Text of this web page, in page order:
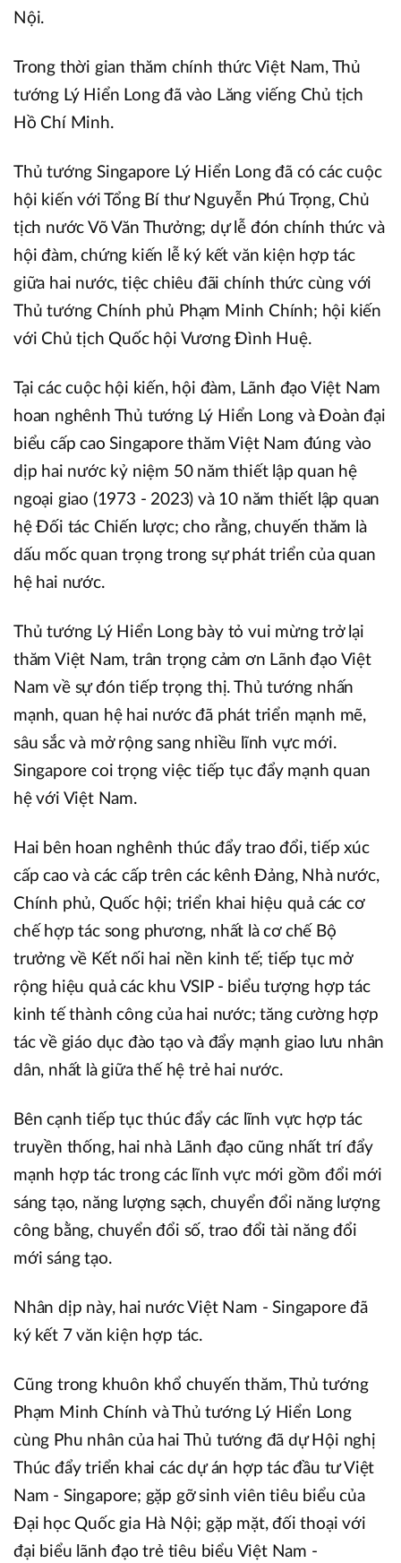
Nội.
Trong thời gian thăm chính thức Việt Nam, Thủ
tướng Lý Hiển Long đã vào Lăng viếng Chủ tịch
Hồ Chí Minh.
Thủ tướng Singapore Lý Hiển Long đã có các cuộc
hội kiến với Tổng Bí thư Nguyễn Phú Trọng, Chủ
tịch nước Võ Văn Thưởng; dự lễ đón chính thức và
hội đàm, chứng kiến lễ ký kết văn kiện hợp tác
giữa hai nước, tiệc chiêu đãi chính thức cùng với
Thủ tướng Chính phủ Phạm Minh Chính; hội kiến
với Chủ tịch Quốc hội Vương Đình Huệ.
Tại các cuộc hội kiến, hội đàm, Lãnh đạo Việt Nam
hoan nghênh Thủ tướng Lý Hiển Long và Đoàn đại
biểu cấp cao Singapore thăm Việt Nam đúng vào
dịp hai nước kỷ niệm 50 năm thiết lập quan hệ
ngoại giao (1973 - 2023) và 10 năm thiết lập quan
hệ Đối tác Chiến lược; cho rằng, chuyến thăm là
dấu mốc quan trọng trong sự phát triển của quan
hệ hai nước.
Thủ tướng Lý Hiển Long bày tỏ vui mừng trở lại
thăm Việt Nam, trân trọng cảm ơn Lãnh đạo Việt
Nam về sự đón tiếp trọng thị. Thủ tướng nhấn
mạnh, quan hệ hai nước đã phát triển mạnh mẽ,
sâu sắc và mở rộng sang nhiều lĩnh vực mới.
Singapore coi trọng việc tiếp tục đẩy mạnh quan
hệ với Việt Nam.
Hai bên hoan nghênh thúc đẩy trao đổi, tiếp xúc
cấp cao và các cấp trên các kênh Đảng, Nhà nước,
Chính phủ, Quốc hội; triển khai hiệu quả các cơ
chế hợp tác song phương, nhất là cơ chế Bộ
trưởng về Kết nối hai nền kinh tế; tiếp tục mở
rộng hiệu quả các khu VSIP - biểu tượng hợp tác
kinh tế thành công của hai nước; tăng cường hợp
tác về giáo dục đào tạo và đẩy mạnh giao lưu nhân
dân, nhất là giữa thế hệ trẻ hai nước.
Bên cạnh tiếp tục thúc đẩy các lĩnh vực hợp tác
truyền thống, hai nhà Lãnh đạo cũng nhất trí đẩy
mạnh hợp tác trong các lĩnh vực mới gồm đổi mới
sáng tạo, năng lượng sạch, chuyển đổi năng lượng
công bằng, chuyển đổi số, trao đổi tài năng đổi
mới sáng tạo.
Nhân dịp này, hai nước Việt Nam - Singapore đã
ký kết 7 văn kiện hợp tác.
Cũng trong khuôn khổ chuyến thăm, Thủ tướng
Phạm Minh Chính và Thủ tướng Lý Hiển Long
cùng Phu nhân của hai Thủ tướng đã dự Hội nghị
Thúc đẩy triển khai các dự án hợp tác đầu tư Việt
Nam - Singapore; gặp gỡ sinh viên tiêu biểu của
Đại học Quốc gia Hà Nội; gặp mặt, đối thoại với
đại biểu lãnh đạo trẻ tiêu biểu Việt Nam -